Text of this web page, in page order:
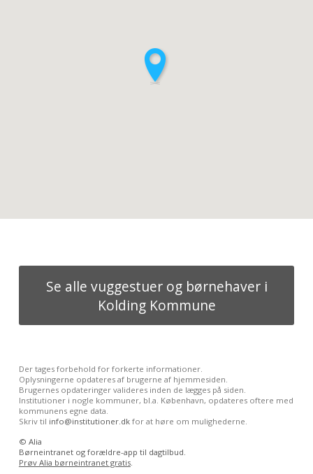
Se alle vuggestuer og børnehaver i
Kolding Kommune
Der tages forbehold for forkerte informationer.
Oplysningerne opdateres af brugerne af hjemmesiden.
Brugernes opdateringer valideres inden de lægges på siden.
Institutioner i nogle kommuner, bl.a. København, opdateres oftere med
kommunens egne data.
Skriv til info@institutioner.dkfor at høre om mulighederne.
© Alia
Børneintranet og forældre-app til dagtilbud.
Prøv Alia børneintranet gratis.